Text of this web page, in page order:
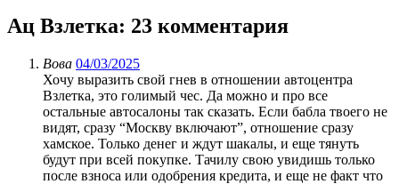
Ац Взлетка: 23 комментария
Вова 04/03/2025
Хочу выразить свой гнев в отношении автоцентра
Взлетка, это голимый чес. Да можно и про все
остальные автосалоны так сказать. Если бабла твоего не
видят, сразу “Москву включают”, отношение сразу
хамское. Только денег и ждут шакалы, и еще тянуть
будут при всей покупке. Тачилу свою увидишь только
после взноса или одобрения кредита, и еще не факт что